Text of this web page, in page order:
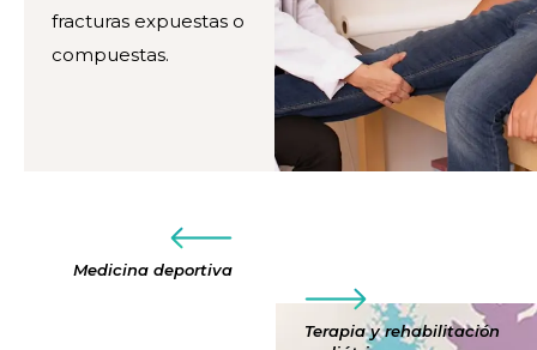
fracturas expuestas o
compuestas.
Medicina deportiva
Terapia y rehabilitación